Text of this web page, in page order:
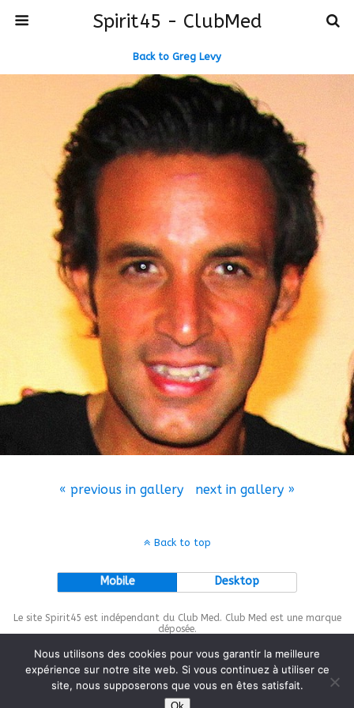
Spirit45 - ClubMed
Back to Greg Levy
« previous in gallery next in gallery »
Back to top
Mobile Desktop
Le site Spirit45 est indépendant du Club Med. Club Med est une marque
déposée.
This site is protected bywp-copyrightpro.com
Nous utilisons des cookies pour vous garantir la meilleure
expérience sur notre site web. Si vous continuez à utiliser ce
site, nous supposerons que vous en êtes satisfait.